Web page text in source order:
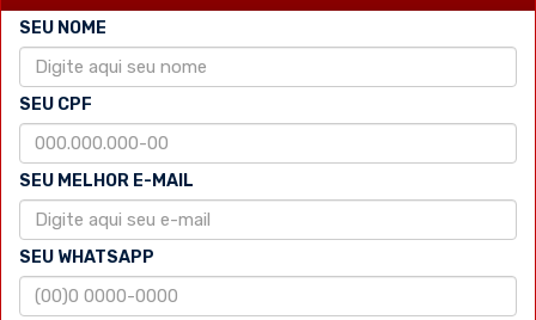
SEU NOME
SEU CPF
SEU MELHOR E-MAIL
SEU WHATSAPP